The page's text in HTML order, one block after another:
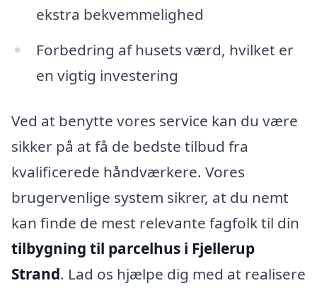
ekstra bekvemmelighed
Forbedring af husets værd, hvilket er
en vigtig investering
Ved at benytte vores service kan du være
sikker på at få de bedste tilbud fra
kvalificerede håndværkere. Vores
brugervenlige system sikrer, at du nemt
kan finde de mest relevante fagfolk til din
tilbygning til parcelhus i Fjellerup
Strand. Lad os hjælpe dig med at realisere